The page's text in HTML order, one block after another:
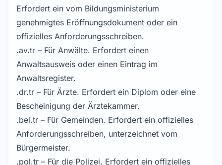
Erfordert ein vom Bildungsministerium
genehmigtes Eröffnungsdokument oder ein
offizielles Anforderungsschreiben.
.av.tr – Für Anwälte. Erfordert einen
Anwaltsausweis oder einen Eintrag im
Anwaltsregister.
.dr.tr – Für Ärzte. Erfordert ein Diplom oder eine
Bescheinigung der Ärztekammer.
.bel.tr – Für Gemeinden. Erfordert ein offizielles
Anforderungsschreiben, unterzeichnet vom
Bürgermeister.
.pol.tr – Für die Polizei. Erfordert ein offizielles